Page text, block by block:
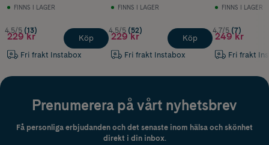
FINNS I LAGER
4.5/5 (13)
229 kr
Fri frakt Instabox
Köp
FINNS I LAGER
4.5/5 (52)
229 kr
Fri frakt Instabox
Köp
FINNS I LAGER
4.7/5 (7)
249 kr
Fri frakt
Prenumerera på vårt nyhetsbrev
Få personliga erbjudanden och det senaste inom hälsa och skönhet
direkt i din inbox.